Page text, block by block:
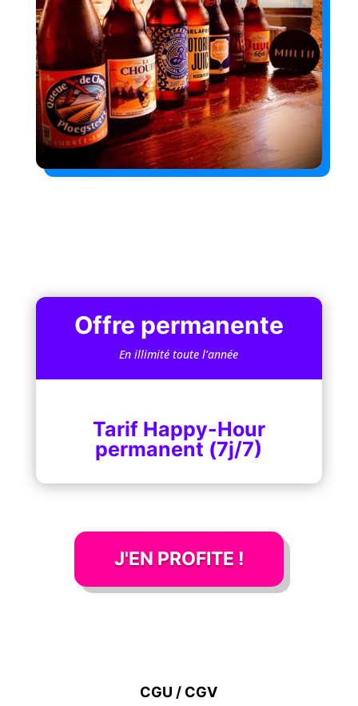
Offre permanente
En illimité toute l’année
Tarif Happy-Hour
permanent (7j/7)
J'EN PROFITE !
CGU / CGV